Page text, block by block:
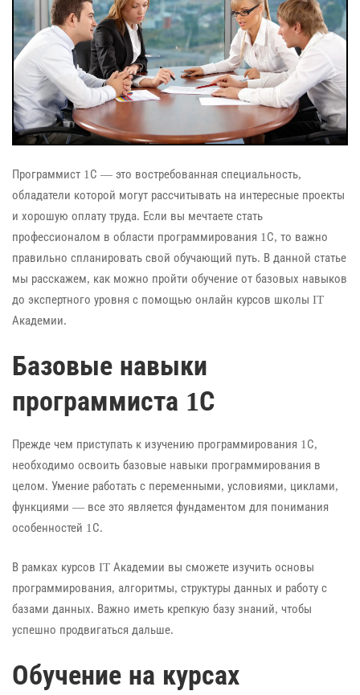
Программист 1С — это востребованная специальность,
обладатели которой могут рассчитывать на интересные проекты
и хорошую оплату труда. Если вы мечтаете стать
профессионалом в области программирования 1С, то важно
правильно спланировать свой обучающий путь. В данной статье
мы расскажем, как можно пройти обучение от базовых навыков
до экспертного уровня с помощью онлайн курсов школы IT
Академии.
Базовые навыки
программиста 1С
Прежде чем приступать к изучению программирования 1С,
необходимо освоить базовые навыки программирования в
целом. Умение работать с переменными, условиями, циклами,
функциями — все это является фундаментом для понимания
особенностей 1С.
В рамках курсов IT Академии вы сможете изучить основы
программирования, алгоритмы, структуры данных и работу с
базами данных. Важно иметь крепкую базу знаний, чтобы
успешно продвигаться дальше.
Обучение на курсах